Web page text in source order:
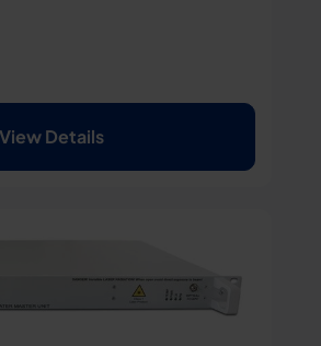
View Details